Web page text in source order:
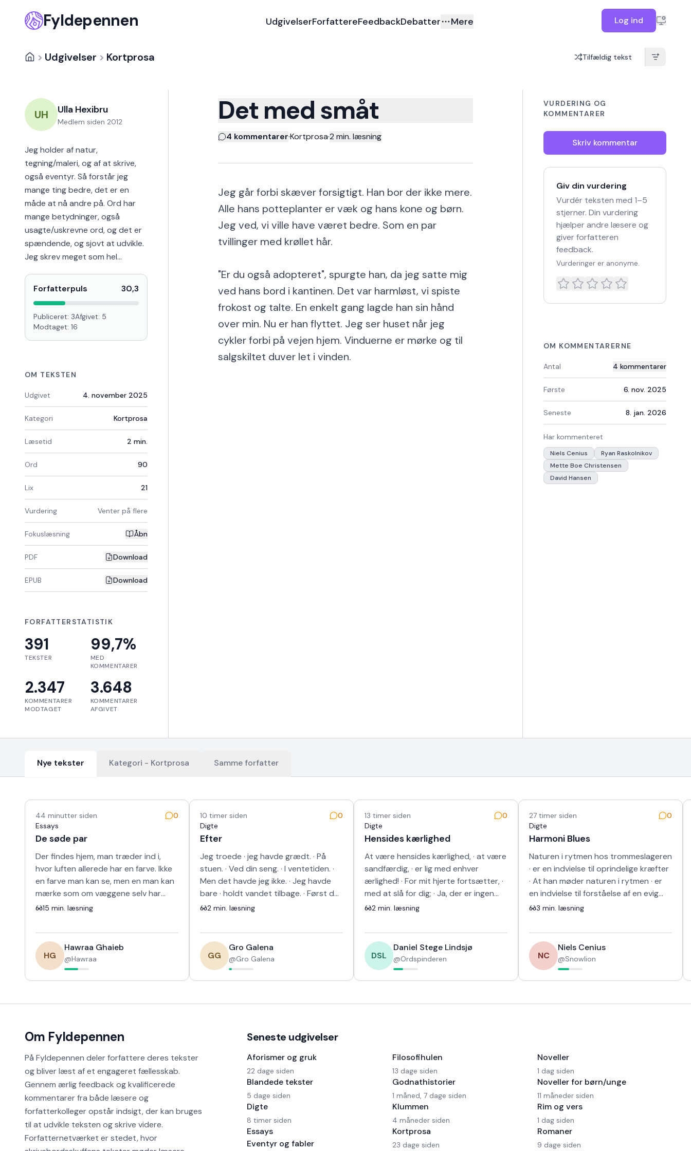
Fyldepennen UdgivelserForfattereFeedbackDebatter Mere Log ind
> Udgivelser > Kortprosa Tilfældig tekst
UH Ulla Hexibru
Medlem siden 2012
Jeg holder af natur,
tegning/maleri, og af at skrive,
også eventyr. Så forstår jeg
mange ting bedre, det er en
måde at nå andre på. Ord har
mange betydninger, også
usagte/uskrevne ord, og det er
spændende, og sjovt at udvikle.
Jeg skrev meget som hel…
Forfatterpuls 30,3
Publiceret: 3Afgivet: 5
Modtaget: 16
OM TEKSTEN
Udgivet 4. november 2025
Kategori Kortprosa
Læsetid 2 min.
Ord 90
Lix 21
Vurdering Venter på flere
Fokuslæsning Åbn
PDF Download
EPUB Download
FORFATTERSTATISTIK
391
TEKSTER
99,7%
MED
KOMMENTARER
2.347
KOMMENTARER
MODTAGET
3.648
KOMMENTARER
AFGIVET
Det med småt
4 kommentarer·Kortprosa·2 min. læsning
Jeg går forbi skæver forsigtigt. Han bor der ikke mere.
Alle hans potteplanter er væk og hans kone og børn.
Jeg ved, vi ville have været bedre. Som en par
tvillinger med krøllet hår.
"Er du også adopteret", spurgte han, da jeg satte mig
ved hans bord i kantinen. Det var harmløst, vi spiste
frokost og talte. En enkelt gang lagde han sin hånd
over min. Nu er han flyttet. Jeg ser huset når jeg
cykler forbi på vejen hjem. Vinduerne er mørke og til
salgskiltet duver let i vinden.
VURDERING OG
KOMMENTARER
Skriv kommentar
Giv din vurdering
Vurdér teksten med 1–5
stjerner. Din vurdering
hjælper andre læsere og
giver forfatteren
feedback.
Vurderinger er anonyme.
OM KOMMENTARERNE
Antal 4 kommentarer
Første 6. nov. 2025
Seneste 8. jan. 2026
Har kommenteret
Niels Cenius
Ryan Raskolnikov
Mette Boe Christensen
David Hansen
Nye tekster Kategori - Kortprosa Samme forfatter
44 minutter siden
0
Essays
De søde par
Der findes hjem, man træder ind i,
hvor luften allerede har en farve. Ikke
en farve man kan se, men en man kan
mærke som om væggene selv har
lært at smile. Sådan var det hos
15 min. læsning
HG
Hawraa Ghaieb
@Hawraa
10 timer siden
0
Digte
Efter
Jeg troede · jeg havde grædt. · På
stuen. · Ved din seng. · I ventetiden. ·
Men det havde jeg ikke. · Jeg havde
bare · holdt vandet tilbage. · Først da
bilen · blev et rum · kun ti…
2 min. læsning
GG
Gro Galena
@Gro Galena
13 timer siden
0
Digte
Hensides kærlighed
At være hensides kærlighed, · at være
sandfærdig, · er lig med enhver
ærlighed! · For mit hjerte fortsætter, ·
med at slå for dig; · Ja, der er ingen
anden vej! · Og selv om jeg sk…
2 min. læsning
DSL
Daniel Stege Lindsjø
@Ordspinderen
27 timer siden
0
Digte
Harmoni Blues
Naturen i rytmen hos trommeslageren
· er en indvielse til oprindelige kræfter
· At han møder naturen i rytmen · er
en indvielse til forståelse af en evig
harmoni · Vi ved jo altfor…
3 min. læsning
NC
Niels Cenius
@Snowlion
Om Fyldepennen
På Fyldepennen deler forfattere deres tekster
og bliver læst af et engageret fællesskab.
Gennem ærlig feedback og kvalificerede
kommentarer fra både læsere og
forfatterkolleger opstår indsigt, der kan bruges
til at udvikle teksten og skrive videre.
Forfatternetværket er stedet, hvor
Seneste udgivelser
Aforismer og gruk
22 dage siden
Blandede tekster
5 dage siden
Digte
8 timer siden
Essays
Eventyr og fabler
Filosofihulen
13 dage siden
Godnathistorier
1 måned, 7 dage siden
Klummen
4 måneder siden
Kortprosa
23 dage siden
Noveller
1 dag siden
Noveller for børn/unge
11 måneder siden
Rim og vers
1 dag siden
Romaner
9 dage siden